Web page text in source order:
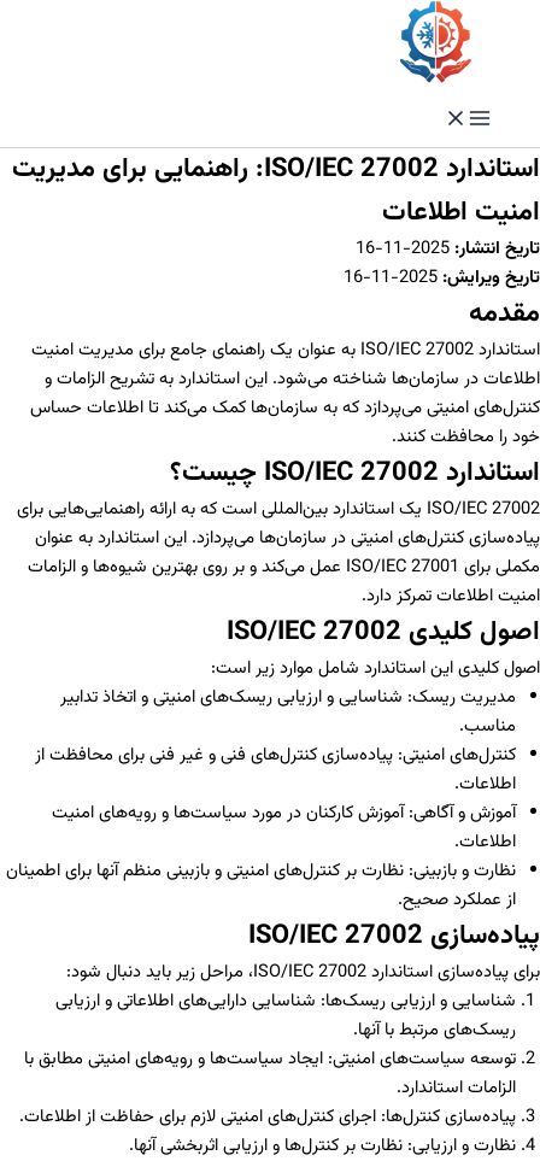
استاندارد ISO/IEC 27002: راهنمایی برای مدیریت
امنیت اطلاعات
تاریخ انتشار:
تاریخ ویرایش:
مقدمه
استاندارد ISO/IEC 27002 به عنوان یک راهنمای جامع برای مدیریت امنیت
اطلاعات در سازمان‌ها شناخته می‌شود. این استاندارد به تشریح الزامات و
کنترل‌های امنیتی می‌پردازد که به سازمان‌ها کمک می‌کند تا اطلاعات حساس
خود را محافظت کنند.
استاندارد ISO/IEC 27002 چیست؟
ISO/IEC 27002 یک استاندارد بین‌المللی است که به ارائه راهنمایی‌هایی برای
پیاده‌سازی کنترل‌های امنیتی در سازمان‌ها می‌پردازد. این استاندارد به عنوان
مکملی برای ISO/IEC 27001 عمل می‌کند و بر روی بهترین شیوه‌ها و الزامات
امنیت اطلاعات تمرکز دارد.
اصول کلیدی ISO/IEC 27002
اصول کلیدی این استاندارد شامل موارد زیر است:
مدیریت ریسک: شناسایی و ارزیابی ریسک‌های امنیتی و اتخاذ تدابیر
مناسب.
کنترل‌های امنیتی: پیاده‌سازی کنترل‌های فنی و غیر فنی برای محافظت از
اطلاعات.
آموزش و آگاهی: آموزش کارکنان در مورد سیاست‌ها و رویه‌های امنیت
اطلاعات.
نظارت و بازبینی: نظارت بر کنترل‌های امنیتی و بازبینی منظم آنها برای اطمینان
از عملکرد صحیح.
پیاده‌سازی ISO/IEC 27002
برای پیاده‌سازی استاندارد ISO/IEC 27002، مراحل زیر باید دنبال شود:
شناسایی و ارزیابی ریسک‌ها: شناسایی دارایی‌های اطلاعاتی و ارزیابی
ریسک‌های مرتبط با آنها.
توسعه سیاست‌های امنیتی: ایجاد سیاست‌ها و رویه‌های امنیتی مطابق با
الزامات استاندارد.
پیاده‌سازی کنترل‌ها: اجرای کنترل‌های امنیتی لازم برای حفاظت از اطلاعات.
نظارت و ارزیابی: نظارت بر کنترل‌ها و ارزیابی اثربخشی آنها.